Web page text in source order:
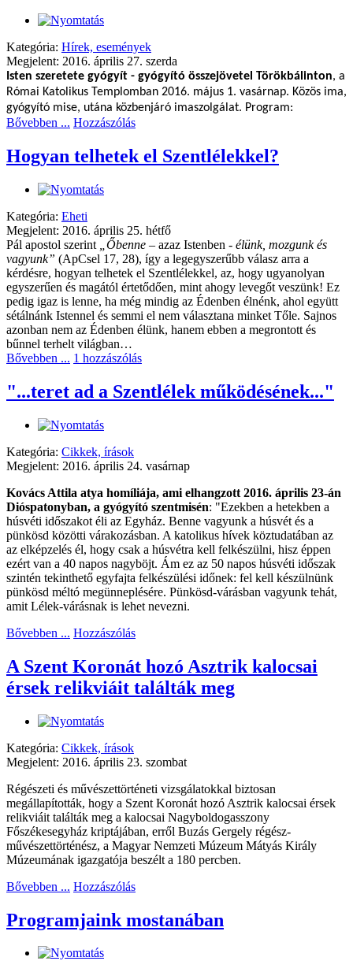
Kategória: Hírek, események
Megjelent: 2016. április 27. szerda
Isten szeretete gyógyít - gyógyító összejövetel Törökbálinton, a
Római Katolikus Templomban 2016. május 1. vasárnap. Közös ima,
gyógyító mise, utána közbenjáró imaszolgálat. Program:
Bővebben ... Hozzászólás
Hogyan telhetek el Szentlélekkel?
Kategória: Eheti
Megjelent: 2016. április 25. hétfő
Pál apostol szerint
„Őbenne – azaz Istenben - élünk, mozgunk és
vagyunk” (ApCsel 17, 28), így a legegyszerűbb válasz arra a
kérdésre, hogyan telhetek el Szentlélekkel, az, hogy ugyanolyan
egyszerűen és magától értetődően, mint ahogy levegőt veszünk! Ez
pedig igaz is lenne, ha még mindig az Édenben élnénk, ahol együtt
sétálnánk Istennel és semmi el nem választana minket Tőle. Sajnos
azonban nem az Édenben élünk, hanem ebben a megrontott és
bűnnel terhelt világban…
Bővebben ... 1 hozzászólás
"...teret ad a Szentlélek működésének..."
Kategória: Cikkek, írások
Megjelent: 2016. április 24. vasárnap
Kovács Attila atya homíliája, ami elhangzott 2016. április 23-án
Dióspatonyban, a gyógyító szentmisén: "Ezekben a hetekben a
húsvéti időszakot éli az Egyház. Benne vagyunk a húsvét és a
pünkösd közötti várakozásban. A katolikus hívek köztudatában az
az elképzelés él, hogy csak a húsvétra kell felkészülni, hisz éppen
ezért van a 40 napos nagyböjt. Ám ez az 50 napos húsvéti időszak
szintén tekinthető egyfajta felkészülési időnek: fel kell készülnünk
pünkösd méltó megünneplésére. Pünkösd-várásban vagyunk tehát,
amit Lélek-várásnak is lehet nevezni.
Bővebben ... Hozzászólás
A Szent Koronát hozó Asztrik kalocsai
érsek relikviáit találták meg
Kategória: Cikkek, írások
Megjelent: 2016. április 23. szombat
Régészeti és művészettörténeti vizsgálatokkal biztosan
megállapították, hogy a Szent Koronát hozó Asztrik kalocsai érsek
relikviáit találták meg a kalocsai Nagyboldogasszony
Főszékesegyház kriptájában, erről Buzás Gergely régész-
művészettörténész, a Magyar Nemzeti Múzeum Mátyás Király
Múzeumának igazgatója beszélt a 180 percben.
Bővebben ... Hozzászólás
Programjaink mostanában